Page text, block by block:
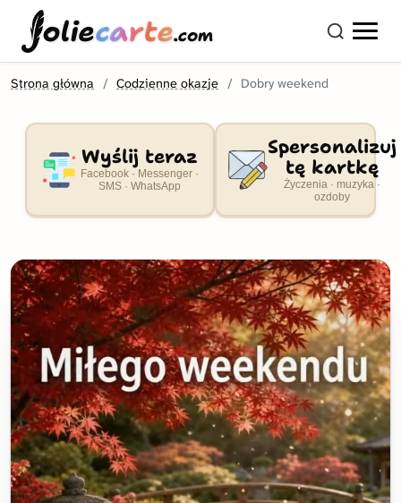
oliecarte.com
Strona główna Codzienne okazje Dobry weekend
Wyślij teraz
Facebook · Messenger ·
SMS · WhatsApp
Spersonalizuj
tę kartkę
Życzenia · muzyka ·
ozdoby